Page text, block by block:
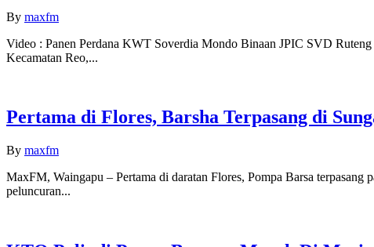
By maxfm
Video : Panen Perdana KWT Soverdia Mondo Binaan JPIC SVD
Kecamatan Reo,...
Pertama di Flores, Barsha Terpasang di
By maxfm
MaxFM, Waingapu – Pertama di daratan Flores, Pompa Barsa
peluncuran...